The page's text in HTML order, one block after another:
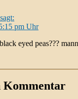
sagt:
pm Uhr
eyed peas???
Kommentar